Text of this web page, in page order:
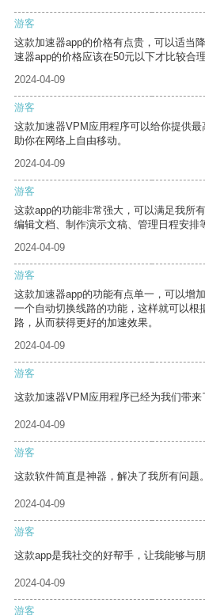
游客
这款加速器app的价格有点贵，可以适当
速器app的价格应该在50元以下才比较合理
2024-04-09
游客
这款加速器VPM应用程序可以给你提供
助你在网络上自由移动。
2024-04-09
游客
这款app的功能非常强大，可以满足我所
编辑文档、制作演示文稿、管理日程安排
2024-04-09
游客
这款加速器app的功能有点单一，可以增
一个自动切换线路的功能，这样就可以根
路，从而获得更好的加速效果。
2024-04-09
游客
这款加速器VPM应用程序已经为我们带来
2024-04-09
游客
这款软件简直是神器，解决了我所有问题。
2024-04-09
游客
这款app是我社交的好帮手，让我能够与
2024-04-09
游客